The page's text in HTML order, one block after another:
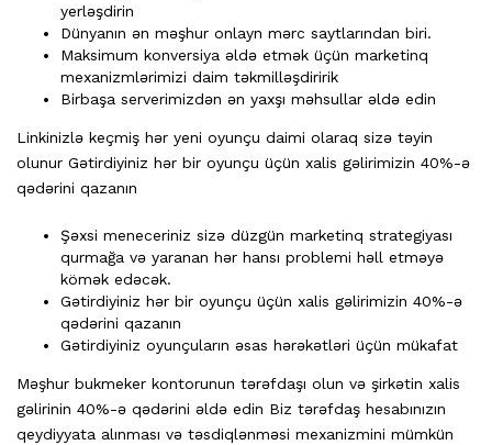
yerləşdirin
Dünyanın ən məşhur onlayn mərc saytlarından biri.
Maksimum konversiya əldə etmək üçün marketinq
mexanizmlərimizi daim təkmilləşdiririk
Birbaşa serverimizdən ən yaxşı məhsullar əldə edin
Linkinizlə keçmiş hər yeni oyunçu daimi olaraq sizə təyin
olunur Gətirdiyiniz hər bir oyunçu üçün xalis gəlirimizin 40%-ə
qədərini qazanın
Şəxsi meneceriniz sizə düzgün marketinq strategiyası
qurmağa və yaranan hər hansı problemi həll etməyə
kömək edəcək.
Gətirdiyiniz hər bir oyunçu üçün xalis gəlirimizin 40%-ə
qədərini qazanın
Gətirdiyiniz oyunçuların əsas hərəkətləri üçün mükafat
Məşhur bukmeker kontorunun tərəfdaşı olun və şirkətin xalis
gəlirinin 40%-ə qədərini əldə edin Biz tərəfdaş hesabınızın
qeydiyyata alınması və təsdiqlənməsi mexanizmini mümkün